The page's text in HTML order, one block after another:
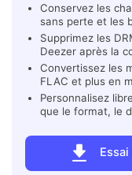
Conservez les
sans perte et les
Supprimez les
Deezer après la
Convertissez les
FLAC et plus en
Personnalisez
que le format, le